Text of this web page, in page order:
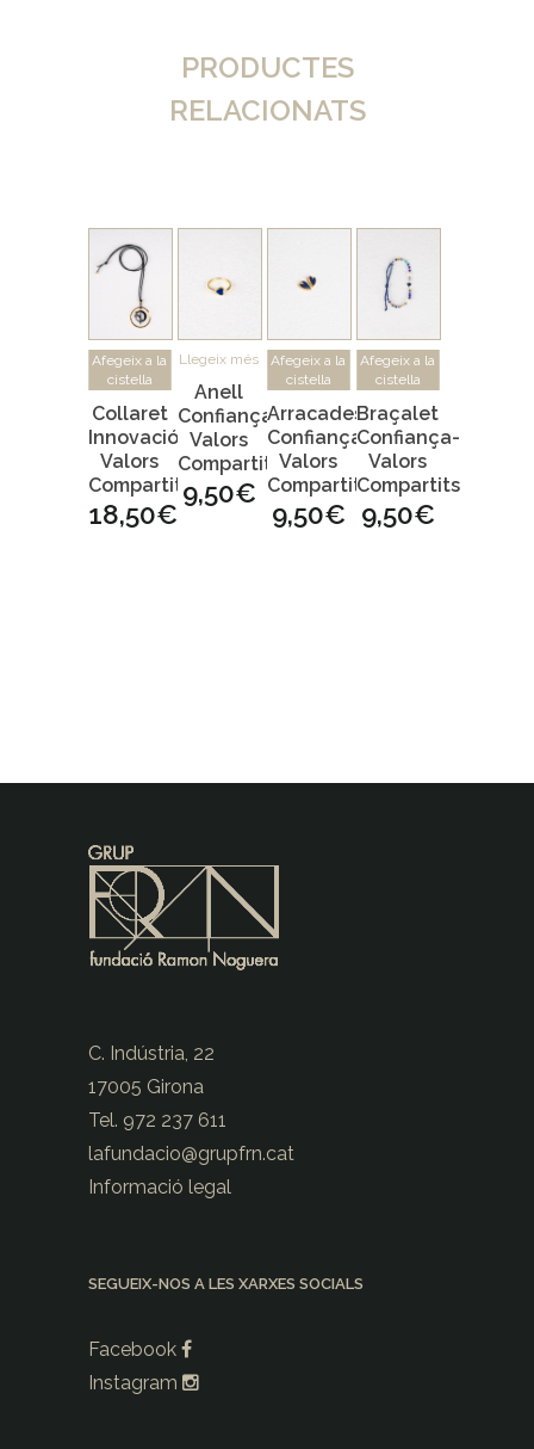
PRODUCTES
RELACIONATS
Afegeix a la
cistella
Collaret
Innovació-
Valors
Compartits
18,50€
Llegeix més
Anell
Confiança-
Valors
Compartits
9,50€
Afegeix a la
cistella
Arracades
Confiança-
Valors
Compartits
9,50€
Afegeix a la
cistella
Braçalet
Confiança-
Valors
Compartits
9,50€
C. Indústria, 22
17005 Girona
Tel. 972 237 611
lafundacio@grupfrn.cat
Informació legal
SEGUEIX-NOS A LES XARXES SOCIALS
Facebook
Instagram